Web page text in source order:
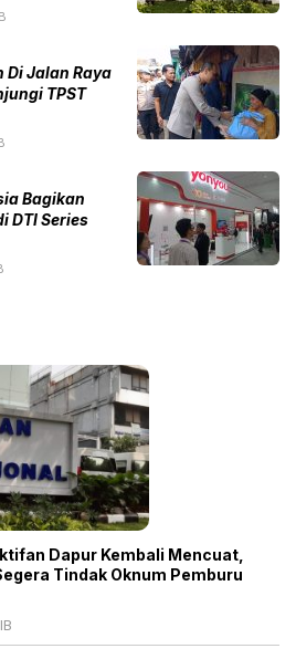
Di Jalan Raya
TPST
Bagikan
DTI Series
Dapur Kembali Mencuat,
Tindak Oknum Pemburu